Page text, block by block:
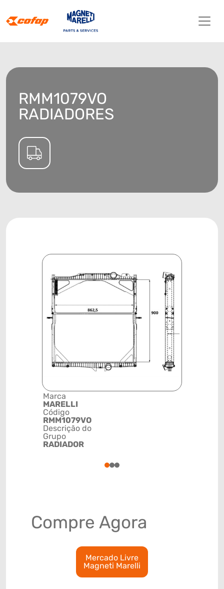
RMM1079VO
RADIADORES
Marca
MARELLI
Código
RMM1079VO
Descrição do
Grupo
RADIADOR
123
Compre Agora
Mercado Livre
Magneti Marelli